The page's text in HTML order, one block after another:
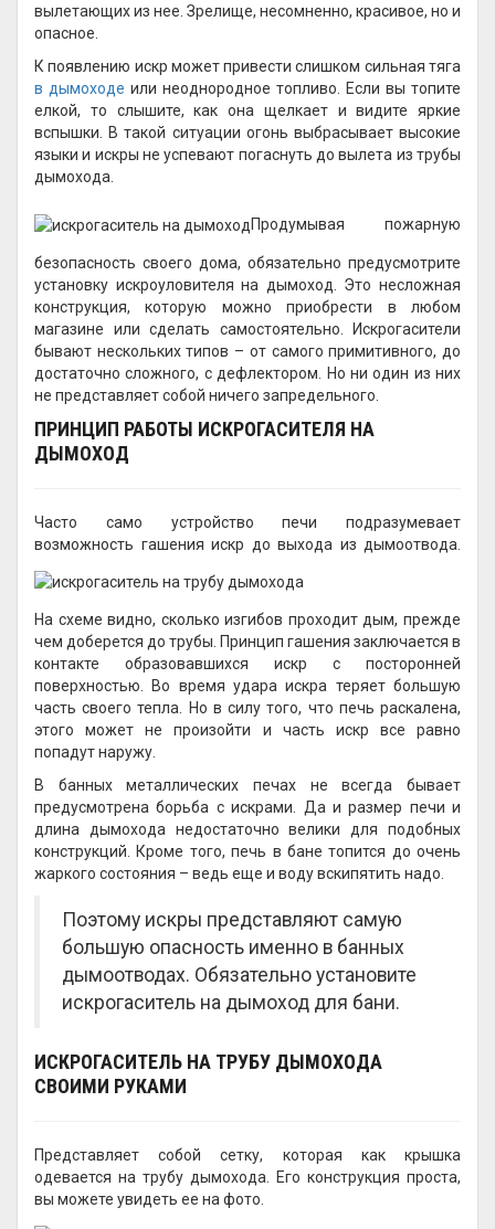
вылетающих из нее. Зрелище, несомненно, красивое, но и
опасное.
К появлению искр может привести слишком сильная тяга
в дымоходе или неоднородное топливо. Если вы топите
елкой, то слышите, как она щелкает и видите яркие
вспышки. В такой ситуации огонь выбрасывает высокие
языки и искры не успевают погаснуть до вылета из трубы
дымохода.
Продумывая пожарную
безопасность своего дома, обязательно предусмотрите
установку искроуловителя на дымоход. Это несложная
конструкция, которую можно приобрести в любом
магазине или сделать самостоятельно. Искрогасители
бывают нескольких типов – от самого примитивного, до
достаточно сложного, с дефлектором. Но ни один из них
не представляет собой ничего запредельного.
ПРИНЦИП РАБОТЫ ИСКРОГАСИТЕЛЯ НА
ДЫМОХОД
Часто само устройство печи подразумевает
возможность гашения искр до выхода из дымоотвода.
На схеме видно, сколько изгибов проходит дым, прежде
чем доберется до трубы. Принцип гашения заключается в
контакте образовавшихся искр с посторонней
поверхностью. Во время удара искра теряет большую
часть своего тепла. Но в силу того, что печь раскалена,
этого может не произойти и часть искр все равно
попадут наружу.
В банных металлических печах не всегда бывает
предусмотрена борьба с искрами. Да и размер печи и
длина дымохода недостаточно велики для подобных
конструкций. Кроме того, печь в бане топится до очень
жаркого состояния – ведь еще и воду вскипятить надо.
Поэтому искры представляют самую
большую опасность именно в банных
дымоотводах. Обязательно установите
искрогаситель на дымоход для бани.
ИСКРОГАСИТЕЛЬ НА ТРУБУ ДЫМОХОДА
СВОИМИ РУКАМИ
Представляет собой сетку, которая как крышка
одевается на трубу дымохода. Его конструкция проста,
вы можете увидеть ее на фото.